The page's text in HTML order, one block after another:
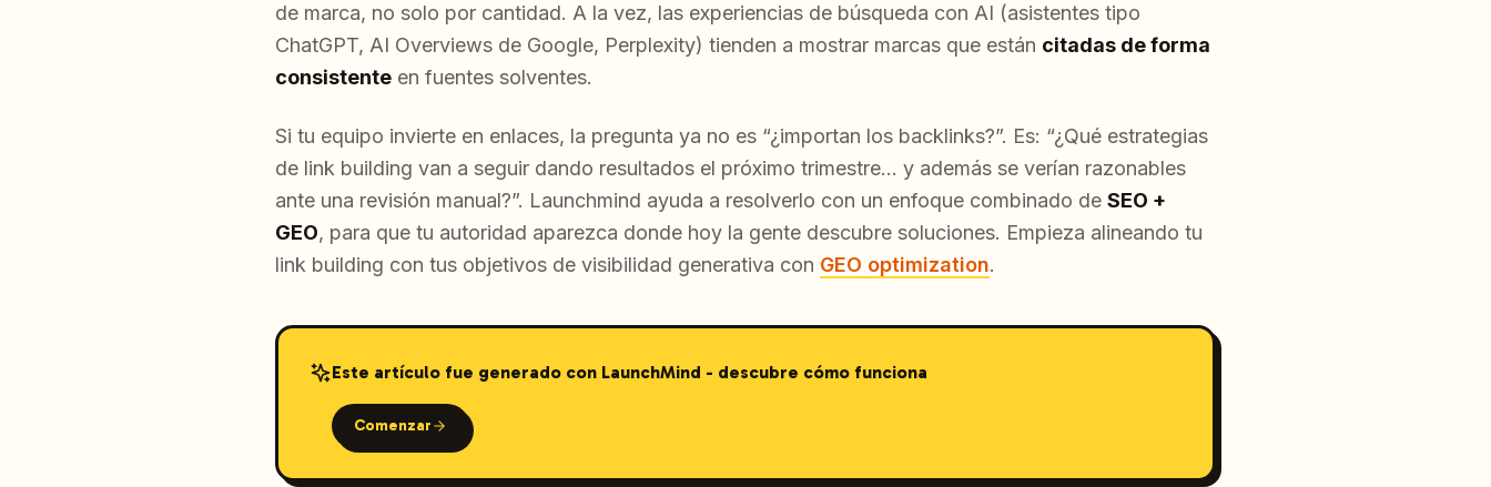
de marca, no solo por cantidad. A la vez, las experiencias de búsqueda con AI (asistentes tipo
ChatGPT, AI Overviews de Google, Perplexity) tienden a mostrar marcas que están citadas de forma
consistente en fuentes solventes.
Si tu equipo invierte en enlaces, la pregunta ya no es “¿importan los backlinks?”. Es: “¿Qué estrategias
de link building van a seguir dando resultados el próximo trimestre… y además se verían razonables
ante una revisión manual?”. Launchmind ayuda a resolverlo con un enfoque combinado de SEO +
GEO, para que tu autoridad aparezca donde hoy la gente descubre soluciones. Empieza alineando tu
link building con tus objetivos de visibilidad generativa con GEO optimization.
Este artículo fue generado con LaunchMind - descubre cómo funciona
Comenzar